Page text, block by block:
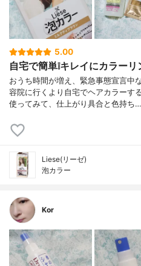
5.00
自宅で簡単❕キレイにカラーリ
おうち時間が増え、緊急事態宣言中
容院に行くより自宅でヘアカラーす
使ってみて、仕上がり具合と色持ち…
Liese(リーゼ)
泡カラー
Kor